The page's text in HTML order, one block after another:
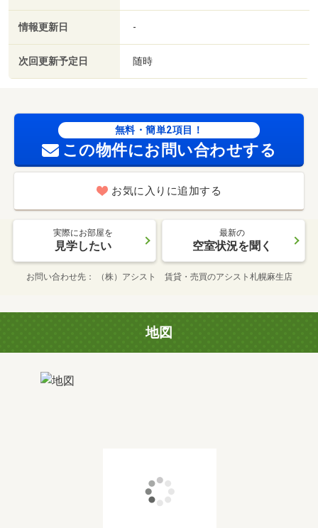
情報更新日 -
次回更新予定日 随時
無料・簡単2項目！
この物件にお問い合わせする
お気に入りに追加する
実際にお部屋を
見学したい
最新の
空室状況を聞く
お問い合わせ先 （株）アシスト 賃貸・売買のアシスト札幌麻生店
地図